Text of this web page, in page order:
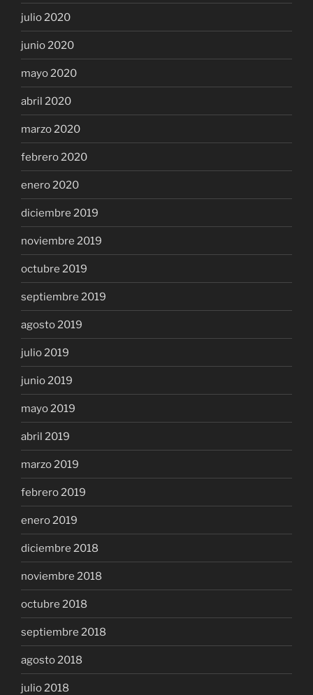
julio 2020
junio 2020
mayo 2020
abril 2020
marzo 2020
febrero 2020
enero 2020
diciembre 2019
noviembre 2019
octubre 2019
septiembre 2019
agosto 2019
julio 2019
junio 2019
mayo 2019
abril 2019
marzo 2019
febrero 2019
enero 2019
diciembre 2018
noviembre 2018
octubre 2018
septiembre 2018
agosto 2018
julio 2018